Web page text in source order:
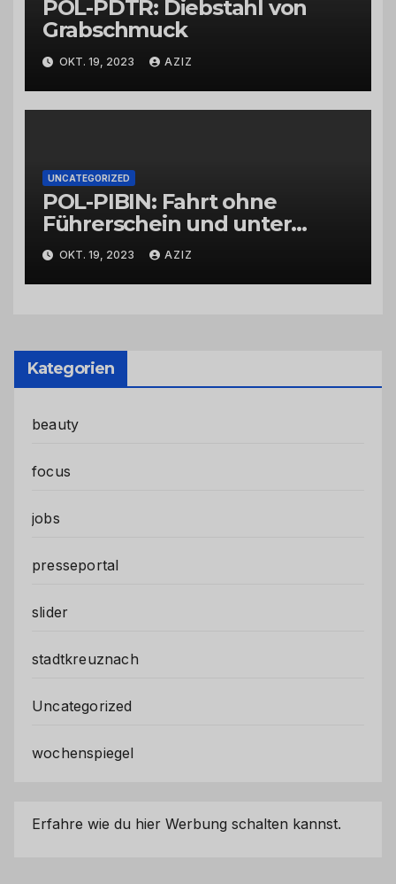
POL-PDTR: Diebstahl von
Grabschmuck
OKT. 19, 2023 AZIZ
UNCATEGORIZED
POL-PIBIN: Fahrt ohne
Führerschein und unter
Einfluss von Drogen
OKT. 19, 2023 AZIZ
Kategorien
beauty
focus
jobs
presseportal
slider
stadtkreuznach
Uncategorized
wochenspiegel
Erfahre wie du hier Werbung schalten kannst.